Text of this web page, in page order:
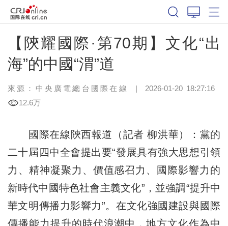
【陝耀國際·第70期】文化“出
海”的中國“渭”道
來源：中央廣電總台國際在線 | 2026-01-20 18:27:16
12.6万
國際在線陝西報道（記者 柳洪華）：黨的
二十屆四中全會提出要“發展具有強大思想引領
力、精神凝聚力、價值感召力、國際影響力的
新時代中國特色社會主義文化”，並強調“提升中
華文明傳播力影響力”。在文化強國建設與國際
傳播能力提升的時代浪潮中，地方文化作為中